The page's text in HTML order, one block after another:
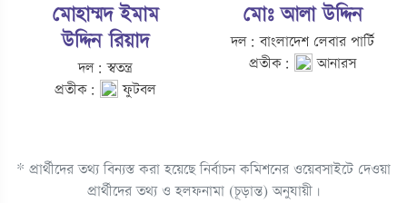
মোহাম্মদ ইমাম
উদ্দিন রিয়াদ
দল: স্বতন্ত্র
প্রতীক:
ফুটবল
মোঃ আলা উদ্দিন
দল: বাংলাদেশ লেবার পার্টি
প্রতীক:
আনারস
* প্রার্থীদের তথ্য বিন্যস্ত করা হয়েছে নির্বাচন কমিশনের ওয়েবসাইটে দেওয়া
প্রার্থীদের তথ্য ও হলফনামা (চূড়ান্ত) অনুযায়ী।